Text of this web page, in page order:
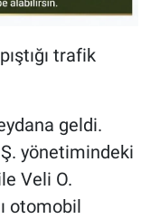
trafik
geldi.
yönetimindeki
Veli O.
otomobil